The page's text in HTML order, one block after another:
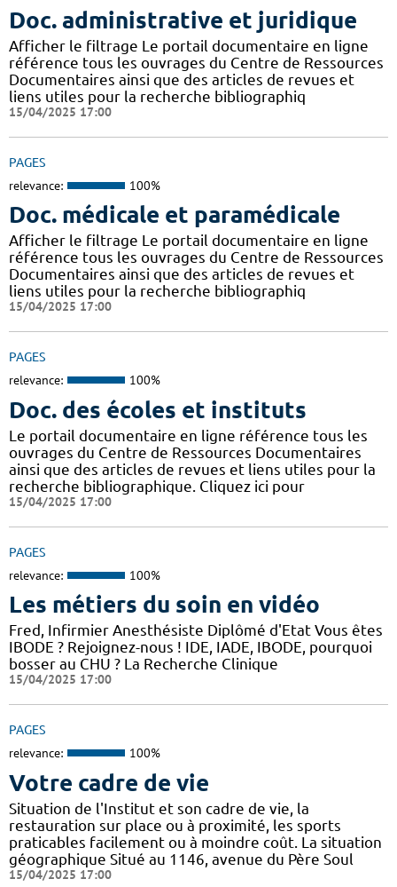
Doc. administrative et juridique
Afficher le filtrage Le portail documentaire en ligne
référence tous les ouvrages du Centre de Ressources
Documentaires ainsi que des articles de revues et
liens utiles pour la recherche bibliographiq
15/04/2025 17:00
PAGES
relevance: 100%
Doc. médicale et paramédicale
Afficher le filtrage Le portail documentaire en ligne
référence tous les ouvrages du Centre de Ressources
Documentaires ainsi que des articles de revues et
liens utiles pour la recherche bibliographiq
15/04/2025 17:00
PAGES
relevance: 100%
Doc. des écoles et instituts
Le portail documentaire en ligne référence tous les
ouvrages du Centre de Ressources Documentaires
ainsi que des articles de revues et liens utiles pour la
recherche bibliographique. Cliquez ici pour
15/04/2025 17:00
PAGES
relevance: 100%
Les métiers du soin en vidéo
Fred, Infirmier Anesthésiste Diplômé d'Etat Vous êtes
IBODE ? Rejoignez-nous ! IDE, IADE, IBODE, pourquoi
bosser au CHU ? La Recherche Clinique
15/04/2025 17:00
PAGES
relevance: 100%
Votre cadre de vie
Situation de l'Institut et son cadre de vie, la
restauration sur place ou à proximité, les sports
praticables facilement ou à moindre coût. La situation
géographique Situé au 1146, avenue du Père Soul
15/04/2025 17:00